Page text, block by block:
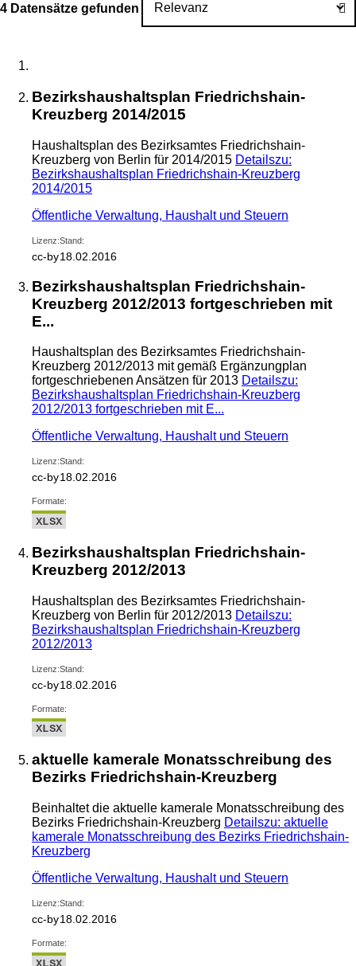
4 Datensätze gefunden
Bezirkshaushaltsplan Friedrichshain-
Kreuzberg 2014/2015
Haushaltsplan des Bezirksamtes Friedrichshain-
Kreuzberg von Berlin für 2014/2015 Detailszu:
Bezirkshaushaltsplan Friedrichshain-Kreuzberg
2014/2015
Öffentliche Verwaltung, Haushalt und Steuern
Lizenz:
cc-by
Stand:
18.02.2016
Bezirkshaushaltsplan Friedrichshain-
Kreuzberg 2012/2013 fortgeschrieben mit
E...
Haushaltsplan des Bezirksamtes Friedrichshain-
Kreuzberg 2012/2013 mit gemäß Ergänzungplan
fortgeschriebenen Ansätzen für 2013 Detailszu:
Bezirkshaushaltsplan Friedrichshain-Kreuzberg
2012/2013 fortgeschrieben mit E...
Öffentliche Verwaltung, Haushalt und Steuern
Lizenz:
cc-by
Stand:
18.02.2016
Formate:
XLSX
Bezirkshaushaltsplan Friedrichshain-
Kreuzberg 2012/2013
Haushaltsplan des Bezirksamtes Friedrichshain-
Kreuzberg von Berlin für 2012/2013 Detailszu:
Bezirkshaushaltsplan Friedrichshain-Kreuzberg
2012/2013
Lizenz:
cc-by
Stand:
18.02.2016
Formate:
XLSX
aktuelle kamerale Monatsschreibung des
Bezirks Friedrichshain-Kreuzberg
Beinhaltet die aktuelle kamerale Monatsschreibung des
Bezirks Friedrichshain-Kreuzberg Detailszu: aktuelle
kamerale Monatsschreibung des Bezirks Friedrichshain-
Kreuzberg
Öffentliche Verwaltung, Haushalt und Steuern
Lizenz:
cc-by
Stand:
18.02.2016
Formate:
XLSX